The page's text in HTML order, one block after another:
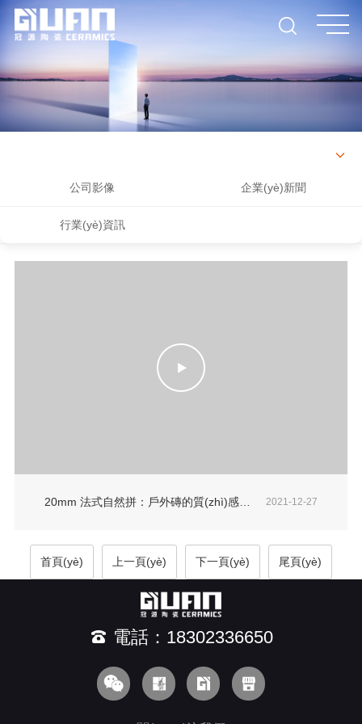
公司影像 企業(yè)新聞
行業(yè)資訊
2021-12-27
20mm 法式自然拼：戶外磚的質(zhì)感與工藝
首頁(yè) 上一頁(yè) 下一頁(yè) 尾頁(yè)
電話：18302336650